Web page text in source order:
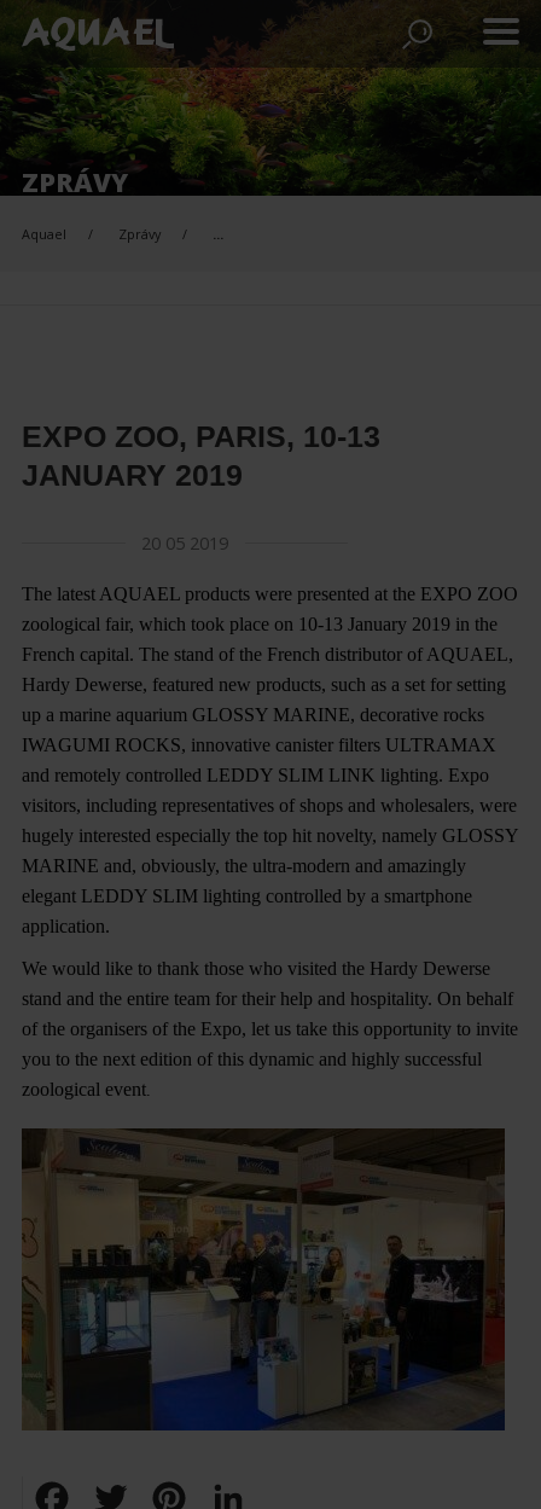
ZPRÁVY
Aquael Zprávy ...
EXPO ZOO, PARIS, 10-13
JANUARY 2019
20 05 2019
The latest AQUAEL products were presented at the EXPO ZOO
zoological fair, which took place on 10-13 January 2019 in the
French capital. The stand of the French distributor of AQUAEL,
Hardy Dewerse, featured new products, such as a set for setting
up a marine aquarium GLOSSY MARINE, decorative rocks
IWAGUMI ROCKS, innovative canister filters ULTRAMAX
and remotely controlled LEDDY SLIM LINK lighting. Expo
visitors, including representatives of shops and wholesalers, were
hugely interested especially the top hit novelty, namely GLOSSY
MARINE and, obviously, the ultra-modern and amazingly
elegant LEDDY SLIM lighting controlled by a smartphone
application.
We would like to thank those who visited the Hardy Dewerse
stand and the entire team for their help and hospitality. On behalf
of the organisers of the Expo, let us take this opportunity to invite
you to the next edition of this dynamic and highly successful
zoological event
FacebookTwitter Pinterest